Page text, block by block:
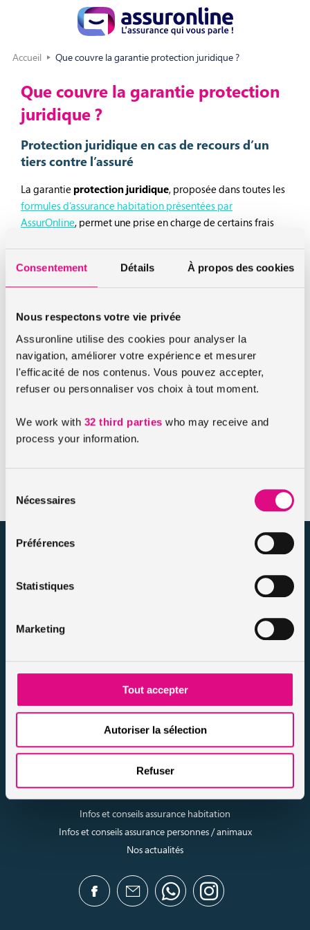
Consentement Détails À propos des cookies
Nous respectons votre vie privée
Assuronline utilise des cookies pour analyser la
navigation, améliorer votre expérience et mesurer
l'efficacité de nos contenus. Vous pouvez accepter,
refuser ou personnaliser vos choix à tout moment.
We work with 32 third parties who may receive and
process your information.
consentement
Nécessaires
Préférences
Statistiques
Marketing
Tout accepter
Autoriser la sélection
Refuser
Accueil Que couvre la garantie protection juridique ?
Que couvre la garantie protection
juridique ?
Protection juridique en cas de recours d’un
tiers contre l’assuré
La garantie protection juridique, proposée dans toutes les
formules d’assurance habitation présentées par
AssurOnline, permet une prise en charge de certains frais
En effet, la garantie
derecours juridiqued’un tiers envers l’assuré.
La protection juridique pour couvrir les frais
de recours envers un tiers
Laprotection juridiquecouvrira aussi les frais de recours
tiers qu’il aurait subi. Le contrat d’assurance peut prévoir des
limites d’application de la garantie, que ce soit pour les
assuronline.com est édité par AssurOne Group, courtier grossiste
Notre FAQ assurance
Conseils assurance auto malussés
Conseils assurance voiture sans permis
Conseils assurance auto tous risques
Conseils assurance auto pour résiliés
Infos et conseils assurance auto
Infos et conseils assurance habitation
Infos et conseils assurance personnes / animaux
Nos actualités